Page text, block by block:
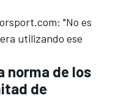
"No es
utilizando ese
norma de los
de